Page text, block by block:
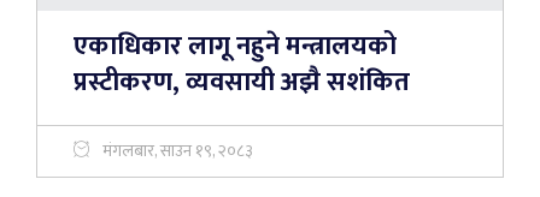
एकाधिकार लागू नहुने मन्त्रालयको
प्रस्टीकरण, व्यवसायी अझै सशंकित
मंगलबार, साउन १९, २०८३